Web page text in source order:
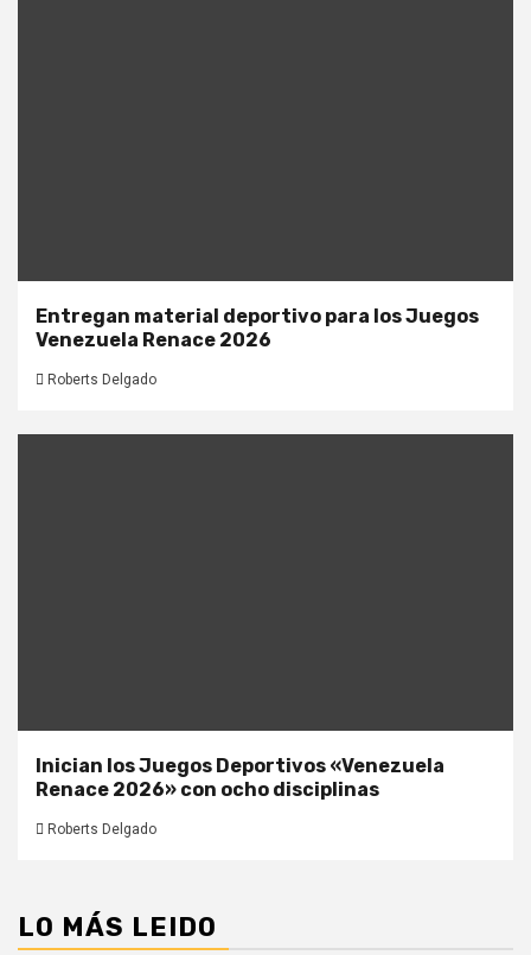
Entregan material deportivo para los Juegos
Venezuela Renace 2026
Roberts Delgado
Inician los Juegos Deportivos «Venezuela
Renace 2026» con ocho disciplinas
Roberts Delgado
LO MÁS LEIDO